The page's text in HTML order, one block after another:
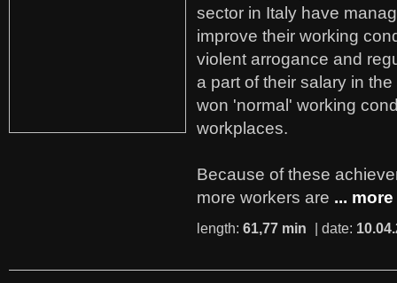
sector in Italy have
improve their working
violent arrogance and
a part of their salary in
won 'normal' working
workplaces.
Because of these
more workers are ... more
length: 61,77 min | date: